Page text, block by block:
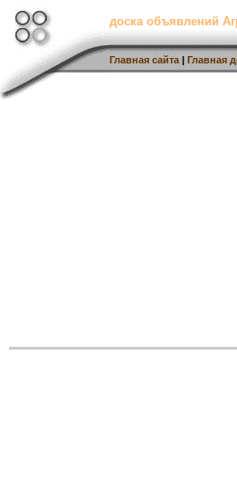
доска объявлений
Главная сайта | Главная